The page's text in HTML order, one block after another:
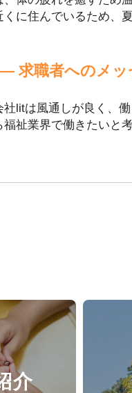
くに住んでいるため、
職者へのメッ
社litは風通しが良く、
福祉業界で働きたいと
介